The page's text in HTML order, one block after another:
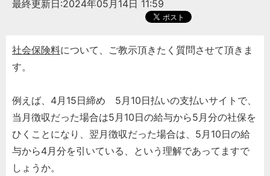
最終更新日:2024年05月14日 11:59
社会保険料について、ご教示頂きたく質問させて頂きま
す。
例えば、4月15日締め 5月10日払いの支払いサイトで、
当月徴収だった場合は5月10日の給与から5月分の社保を
ひくことになり、翌月徴収だった場合は、5月10日の給
与から4月分を引いている、という理解であってますで
しょうか。